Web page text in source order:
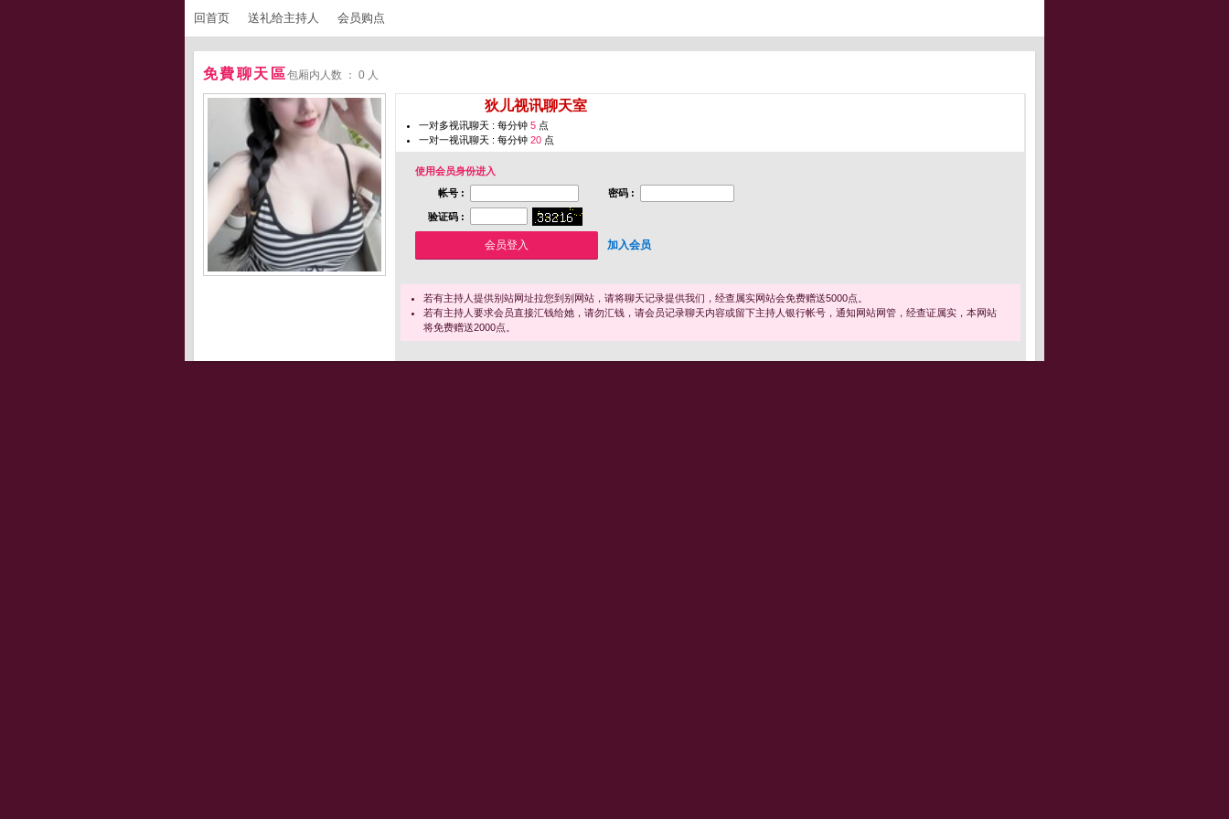
回首页 送礼给主持人 会员购点
免費聊天區包厢内人数 ： 0 人
狄儿视讯聊天室
一对多视讯聊天 : 每分钟 5 点
一对一视讯聊天 : 每分钟 20 点
使用会员身份进入
帐号 :
密码 :
验证码 :
加入会员
若有主持人提供别站网址拉您到别网站，请将聊天记录提供我们，经查属实网站会免费赠送5000点。
若有主持人要求会员直接汇钱给她，请勿汇钱，请会员记录聊天内容或留下主持人银行帐号，通知网站网管，经查证属实，本网站
将免费赠送2000点。